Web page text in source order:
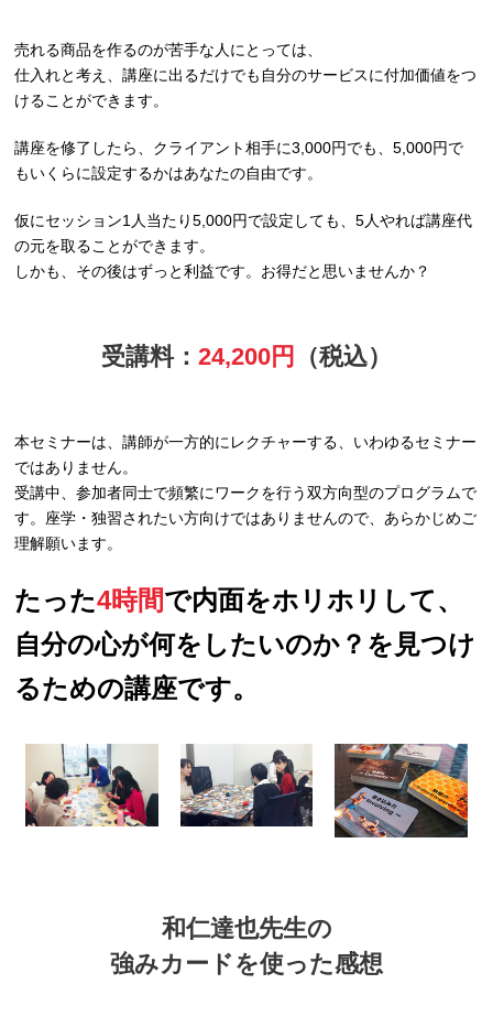
売れる商品を作るのが苦手な人にとっては、
仕入れと考え、講座に出るだけでも自分のサービスに付加価値をつ
けることができます。
講座を修了したら、クライアント相手に3,000円でも、5,000円で
もいくらに設定するかはあなたの自由です。
仮にセッション1人当たり5,000円で設定しても、5人やれば講座代
の元を取ることができます。
しかも、その後はずっと利益です。お得だと思いませんか？
受講料： 24,200円 （税込）
本セミナーは、講師が一方的にレクチャーする、いわゆるセミナー
ではありません。
受講中、参加者同士で頻繁にワークを行う双方向型のプログラムで
す。座学・独習されたい方向けではありませんので、あらかじめご
理解願います。
たった4時間で内面をホリホリして、
自分の心が何をしたいのか？を見つけ
るための講座です。
和仁達也先生の
強みカードを使った感想